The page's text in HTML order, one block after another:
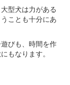
型犬は力がある
ことも十分にあ
びも、時間を作
もなります。